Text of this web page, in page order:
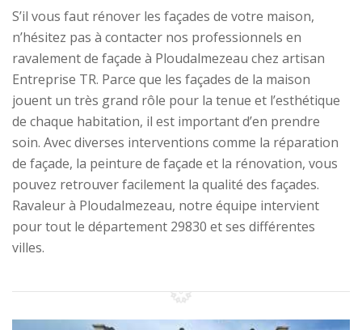
S’il vous faut rénover les façades de votre maison,
n’hésitez pas à contacter nos professionnels en
ravalement de façade à Ploudalmezeau chez artisan
Entreprise TR. Parce que les façades de la maison
jouent un très grand rôle pour la tenue et l’esthétique
de chaque habitation, il est important d’en prendre
soin. Avec diverses interventions comme la réparation
de façade, la peinture de façade et la rénovation, vous
pouvez retrouver facilement la qualité des façades.
Ravaleur à Ploudalmezeau, notre équipe intervient
pour tout le département 29830 et ses différentes
villes.